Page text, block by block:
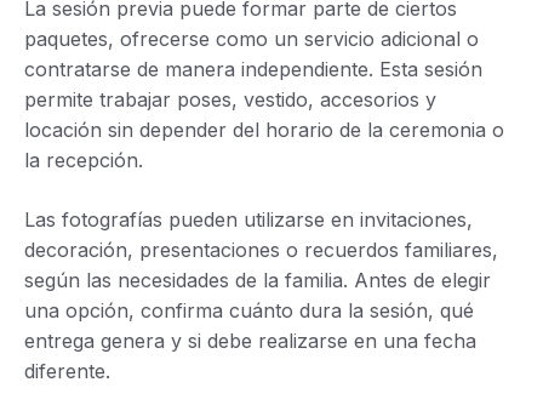
La sesión previa puede formar parte de ciertos
paquetes, ofrecerse como un servicio adicional o
contratarse de manera independiente. Esta sesión
permite trabajar poses, vestido, accesorios y
locación sin depender del horario de la ceremonia o
la recepción.
Las fotografías pueden utilizarse en invitaciones,
decoración, presentaciones o recuerdos familiares,
según las necesidades de la familia. Antes de elegir
una opción, confirma cuánto dura la sesión, qué
entrega genera y si debe realizarse en una fecha
diferente.